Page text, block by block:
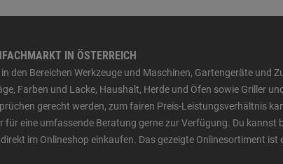
IN ÖSTERREICH
den Bereichen Werkzeuge und Maschinen, Gartengeräte und
Farben und Lacke, Haushalt, Herde und Öfen sowie Griller
gerecht werden, zum fairen Preis-Leistungsverhältnis
für eine umfassende Beratung gerne zur Verfügung. Du kannst
im Onlineshop einkaufen. Das gezeigte Onlinesortiment ist